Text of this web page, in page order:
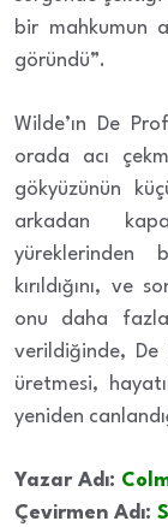
bir mahkumun
göründü”.
Wilde’ın De
orada acı
gökyüzünün
arkadan
yüreklerinden
kırıldığını, ve
onu daha
verildiğinde,
üretmesi,
yeniden
Yazar Adı:
Çevirmen Adı: